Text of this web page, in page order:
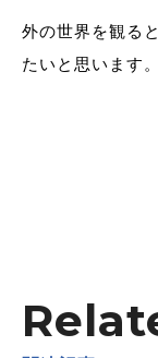
外の世界を観る
たいと思います。